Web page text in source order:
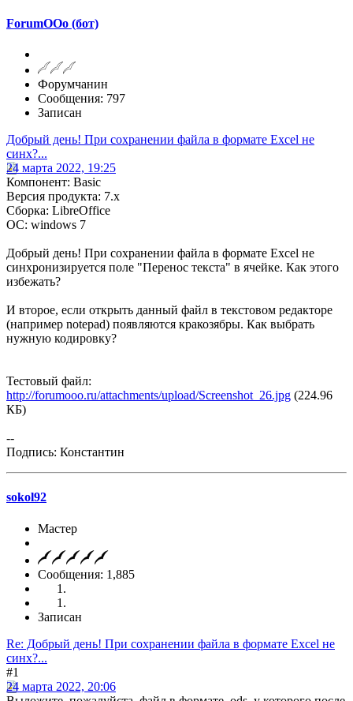
ForumOOo (бот)
Форумчанин
Сообщения: 797
Записан
Добрый день! При сохранении файла в формате Excel не
синх?...
24 марта 2022, 19:25
Компонент: Basic
Версия продукта: 7.x
Сборка: LibreOffice
ОС: windows 7
Добрый день! При сохранении файла в формате Excel не
синхронизируется поле "Перенос текста" в ячейке. Как этого
избежать?
И второе, если открыть данный файл в текстовом редакторе
(например notepad) появляются кракозябры. Как выбрать
нужную кодировку?
Тестовый файл:
http://forumooo.ru/attachments/upload/Screenshot_26.jpg (224.96
КБ)
--
Подпись: Константин
sokol92
Мастер
Сообщения: 1,885
Записан
Re: Добрый день! При сохранении файла в формате Excel не
синх?...
#1
24 марта 2022, 20:06